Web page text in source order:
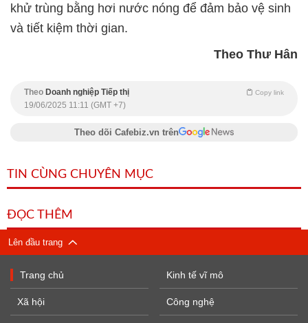
khử trùng bằng hơi nước nóng để đảm bảo vệ sinh
và tiết kiệm thời gian.
Theo Thư Hân
Theo Doanh nghiệp Tiếp thị Copy link
19/06/2025 11:11 (GMT +7)
Theo dõi Cafebiz.vn trên
TIN CÙNG CHUYÊN MỤC
ĐỌC THÊM
Lên đầu trang
Trang chủ
Xã hội
Kinh tế vĩ mô
Công nghệ